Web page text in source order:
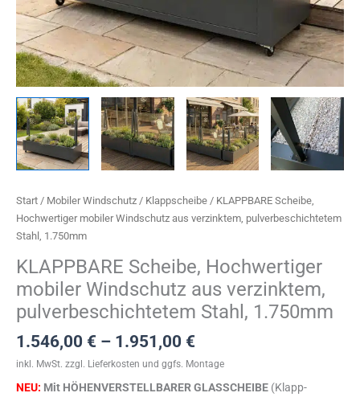
Start / Mobiler Windschutz / Klappscheibe / KLAPPBARE Scheibe,
Hochwertiger mobiler Windschutz aus verzinktem, pulverbeschichtetem
Stahl, 1.750mm
KLAPPBARE Scheibe, Hochwertiger
mobiler Windschutz aus verzinktem,
pulverbeschichtetem Stahl, 1.750mm
1.546,00 € – 1.951,00 €
inkl. MwSt. zzgl. Lieferkosten und ggfs. Montage
NEU: Mit HÖHENVERSTELLBARER GLASSCHEIBE (Klapp-